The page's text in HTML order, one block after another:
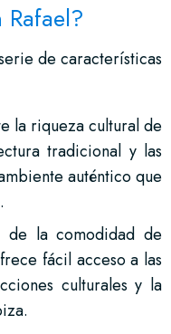
de características
la riqueza cultural de
tradicional y las
auténtico que
de la comodidad de
fácil acceso a las
culturales y la